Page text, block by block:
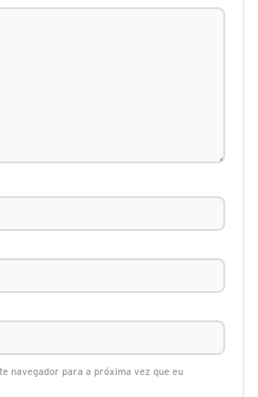
navegador para a próxima vez que eu